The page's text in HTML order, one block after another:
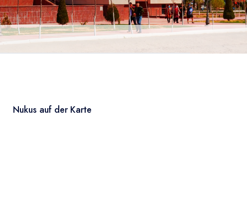
Nukus auf der Karte